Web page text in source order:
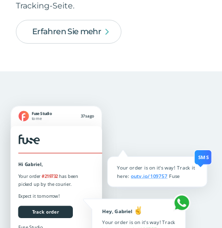
Tracking-Seite.
Erfahren Sie mehr